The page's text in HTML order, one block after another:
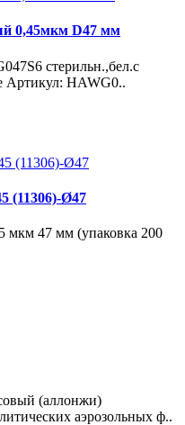
0,45мкм D47 мм
стерильн.,бел.с
Артикул: HAWG0..
Ø47
47 мм (упаковка 200
(аллонжи)
аэрозольных ф..